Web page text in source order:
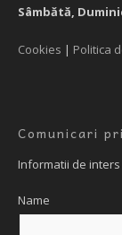
Sâmbătă,
Cookies | Politica
Comunicari
Informatii de
Name